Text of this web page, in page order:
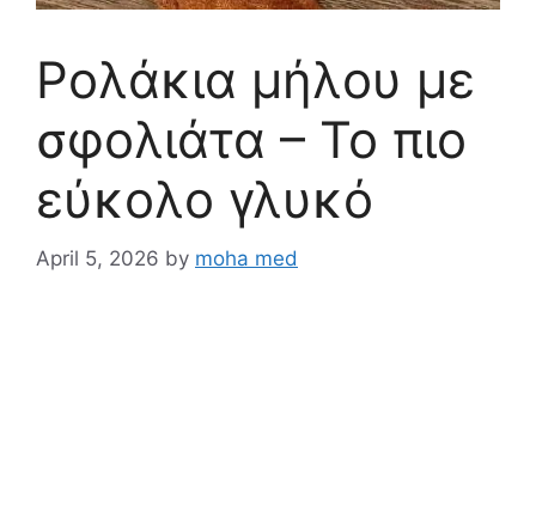
Ρολάκια μήλου με
σφολιάτα – Το πιο
εύκολο γλυκό
April 5, 2026 by moha med